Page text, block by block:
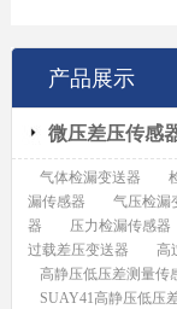
产品展示
微压差压传感
气体检漏变送器
漏传感器
气压检漏
器
压力检漏传感器
过载差压变送器
高
高静压低压差测量传
SUAY41高静压低压